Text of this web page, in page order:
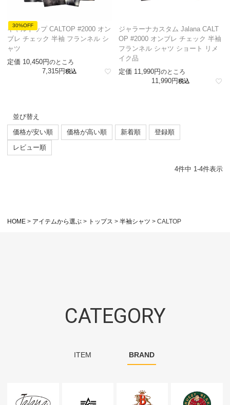
30%OFF
キャルトップ CALTOP #2000 オン
ブレ チェック 半袖 フランネル シ
ャツ
定価 10,450 のところ
7,315 税込
ジャラーナカスタム Jalana CALT
OP #2000 オンブレ チェック 半袖
フランネル シャツ ショート リメ
イク品
定価 11,990 のところ
11,990 税込
並び替え
価格が安い順
価格が高い順 新着順
登録順
レビュー順
4件中 1-4件表示
HOME アイテムから選ぶ トップス 半袖シャツ CALTOP
CATEGORY
ITEM BRAND